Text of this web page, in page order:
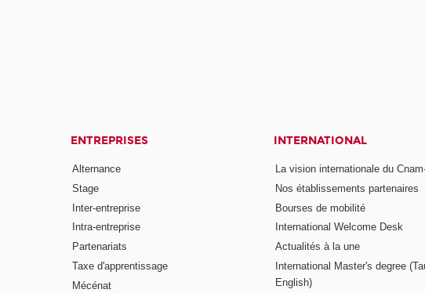
ENTREPRISES
Alternance
Stage
Inter-entreprise
Intra-entreprise
Partenariats
Taxe d'apprentissage
Mécénat
INTERNATIONAL
La vision internationale du
Nos établissements partenaires
Bourses de mobilité
International Welcome Desk
Actualités à la une
International Master's degree
English)